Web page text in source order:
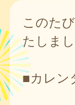
このた
たしまし
■カレン